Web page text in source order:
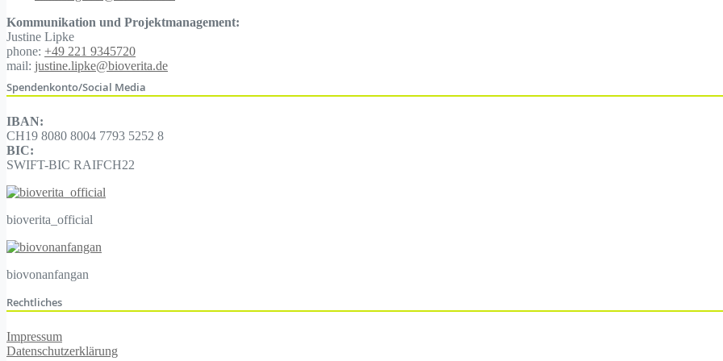
Kommunikation und Projektmanagement:
Justine Lipke
phone: +49 221 9345720
mail: justine.lipke@bioverita.de
Spendenkonto/Social Media
IBAN:
CH19 8080 8004 7793 5252 8
BIC:
SWIFT-BIC RAIFCH22
bioverita_official
biovonanfangan
Rechtliches
Impressum
Datenschutzerklärung